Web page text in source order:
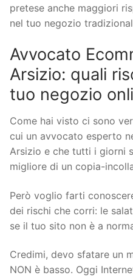
pretese anche maggiori
nel tuo negozio
Avvocato
Arsizio: quali
tuo negozio
Come hai visto ci sono
cui un avvocato esperto
Arsizio e che tutti i giorni
migliore di un copia-
Però voglio farti
dei rischi che corri: le
se il tuo sito non è a
Credimi, devo sfatare un
NON è basso. Oggi